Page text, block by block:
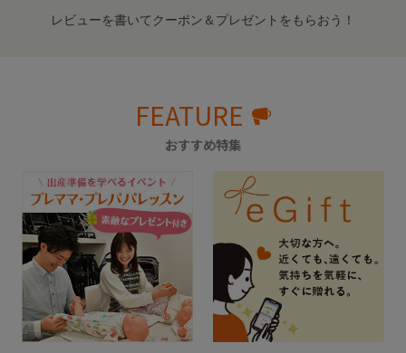
レビューを書いてクーポン＆プレゼントをもらおう！
FEATURE
おすすめ特集